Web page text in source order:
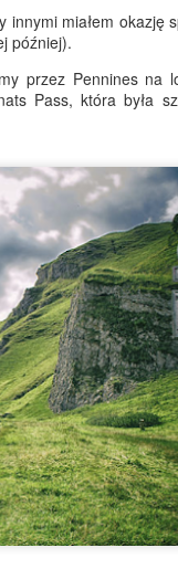
miałem okazję
później).
przez Pennines na
Pass, która była
kwitnące populacje wzdłuż
Śródziemnego.
przybywający teraz
najszczęśliwsze, gdy
dzień,
Ojca i walizka